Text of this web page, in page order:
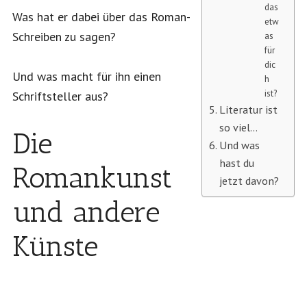
das
etw
as
für
dic
h
ist?
Literatur ist
so viel…
Und was
hast du
jetzt davon?
Was hat er dabei über das Roman-
Schreiben zu sagen?
Und was macht für ihn einen
Schriftsteller aus?
Die
Romankunst
und andere
Künste